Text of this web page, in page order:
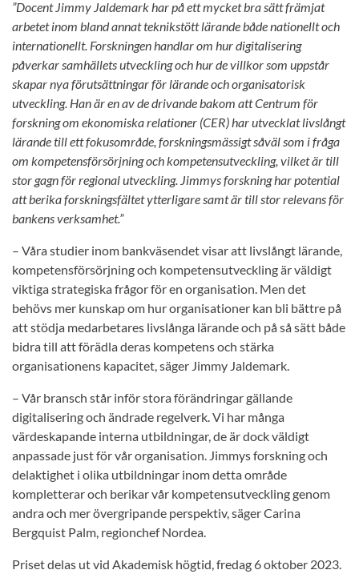
”Docent Jimmy Jaldemark har på ett mycket bra sätt främjat
arbetet inom bland annat teknikstött lärande både nationellt och
internationellt. Forskningen handlar om hur digitalisering
påverkar samhällets utveckling och hur de villkor som uppstår
skapar nya förutsättningar för lärande och organisatorisk
utveckling. Han är en av de drivande bakom att Centrum för
forskning om ekonomiska relationer (CER) har utvecklat livslångt
lärande till ett fokusområde, forskningsmässigt såväl som i fråga
om kompetensförsörjning och kompetensutveckling, vilket är till
stor gagn för regional utveckling. Jimmys forskning har potential
att berika forskningsfältet ytterligare samt är till stor relevans för
bankens verksamhet.”
– Våra studier inom bankväsendet visar att livslångt lärande,
kompetensförsörjning och kompetensutveckling är väldigt
viktiga strategiska frågor för en organisation. Men det
behövs mer kunskap om hur organisationer kan bli bättre på
att stödja medarbetares livslånga lärande och på så sätt både
bidra till att förädla deras kompetens och stärka
organisationens kapacitet, säger Jimmy Jaldemark.
– Vår bransch står inför stora förändringar gällande
digitalisering och ändrade regelverk. Vi har många
värdeskapande interna utbildningar, de är dock väldigt
anpassade just för vår organisation. Jimmys forskning och
delaktighet i olika utbildningar inom detta område
kompletterar och berikar vår kompetensutveckling genom
andra och mer övergripande perspektiv, säger Carina
Bergquist Palm, regionchef Nordea.
Priset delas ut vid Akademisk högtid, fredag 6 oktober 2023.